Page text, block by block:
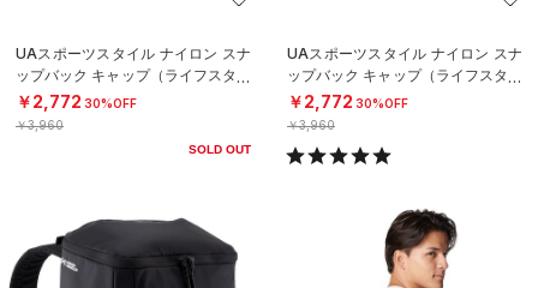
UAスポーツスタイル ナイロン スナ
ップバック キャップ（ライフスタイ
ル/MEN）
￥2,772 30%OFF
￥3,960
SOLD OUT
UAスポーツスタイル ナイロン スナ
ップバック キャップ（ライフスタイ
ル/MEN）
￥2,772 30%OFF
￥3,960